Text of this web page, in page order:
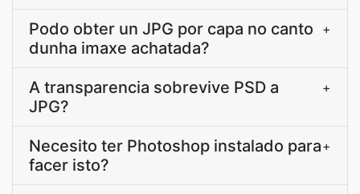
Podo obter un JPG por capa no canto
dunha imaxe achatada?
+
A transparencia sobrevive PSD a
JPG?
+
Necesito ter Photoshop instalado para
facer isto?
+